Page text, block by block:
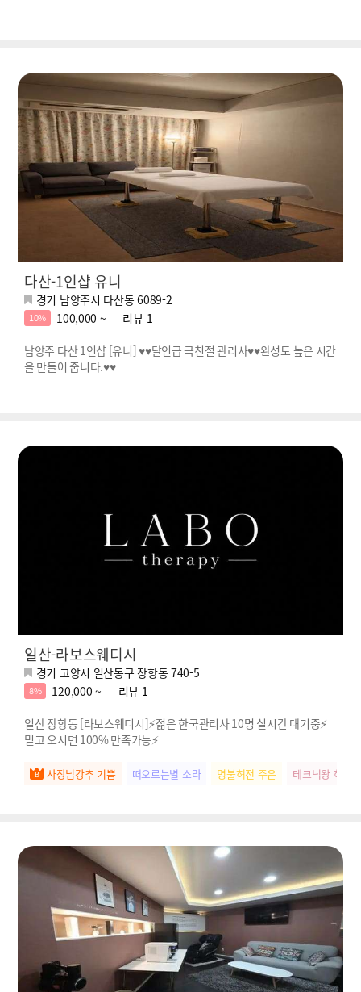
다산-1인샵 유니
경기 남양주시 다산동 6089-2
10% 100,000 ~ 리뷰 1
남양주 다산 1인샵 [유니] ♥♥달인급 극친절 관리사♥♥완성도 높은 시간
을 만들어 줍니다.♥♥
일산-라보스웨디시
경기 고양시 일산동구 장항동 740-5
8% 120,000 ~ 리뷰 1
일산 장항동 [라보스웨디시]⚡젊은 한국관리사 10명 실시간 대기중⚡
믿고 오시면 100% 만족가능⚡
사장님강추 기쁨 떠오르는별 소라 명불허전 주은 테크닉왕 하영